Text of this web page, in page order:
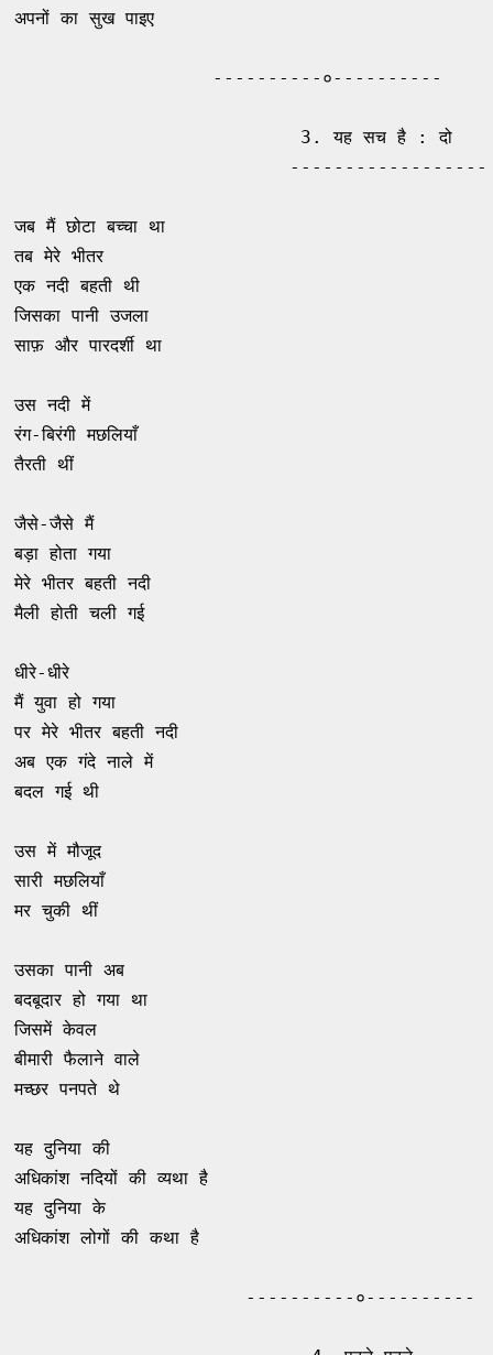
अपनों का सुख पाइए
                  ----------०----------
                          3. यह सच है : दो
                         ------------------
जब मैं छोटा बच्चा था
तब मेरे भीतर
एक नदी बहती थी
जिसका पानी उजला
साफ़ और पारदर्शी था
उस नदी में
रंग-बिरंगी मछलियाँ
तैरती थीं
जैसे-जैसे मैं
बड़ा होता गया
मेरे भीतर बहती नदी
मैली होती चली गई
धीरे-धीरे
मैं युवा हो गया
पर मेरे भीतर बहती नदी
अब एक गंदे नाले में
बदल गई थी
उस में मौजूद
सारी मछलियाँ
मर चुकी थीं
उसका पानी अब
बदबूदार हो गया था
जिसमें केवल
बीमारी फैलाने वाले
मच्छर पनपते थे
यह दुनिया की
अधिकांश नदियों की व्यथा है
यह दुनिया के
अधिकांश लोगों की कथा है
                     ----------०----------